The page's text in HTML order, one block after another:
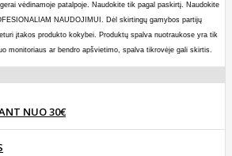
gerai vėdinamoje patalpoje. Naudokite tik pagal paskirtį. Naudokite
NAUDOJIMUI. Dėl skirtingų gamybos partijų
įtakos produkto kokybei. Produktų spalva nuotraukose yra tik
monitoriaus ar bendro apšvietimo, spalva tikrovėje gali skirtis.
NUO 30€